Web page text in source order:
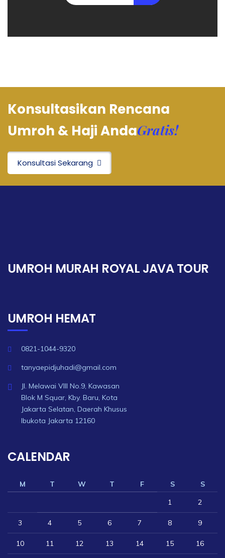
Konsultasikan Rencana
Umroh & Haji AndaGratis!
Konsultasi Sekarang
UMROH MURAH ROYAL JAVA TOUR
UMROH HEMAT
0821-1044-9320
tanyaepidjuhadi@gmail.com
Jl. Melawai VIII No.9, Kawasan
Blok M Squar, Kby. Baru, Kota
Jakarta Selatan, Daerah Khusus
Ibukota Jakarta 12160
CALENDAR
M T W T F S
S
1
2
3 4 5 6 7 8 9
10 11 12 13 14 15 16